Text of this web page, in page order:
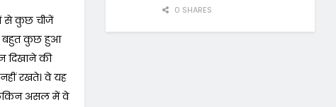
से कुछ चीजें
में बहुत कुछ हुआ
दिखाने की
रखते। वे यह
असल में वे
0 SHARES